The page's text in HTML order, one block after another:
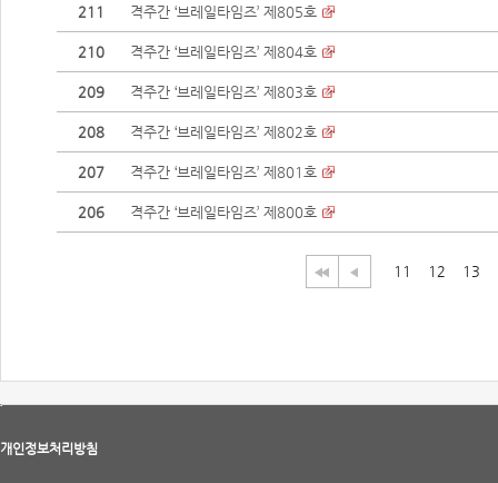
211 격주간 ‘브레일타임즈’ 제805호
210 격주간 ‘브레일타임즈’ 제804호
209 격주간 ‘브레일타임즈’ 제803호
208 격주간 ‘브레일타임즈’ 제802호
207 격주간 ‘브레일타임즈’ 제801호
206 격주간 ‘브레일타임즈’ 제800호
11 12 13
개인정보처리방침